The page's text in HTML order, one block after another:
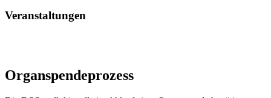
Veranstaltungen
Organ­spende­prozess